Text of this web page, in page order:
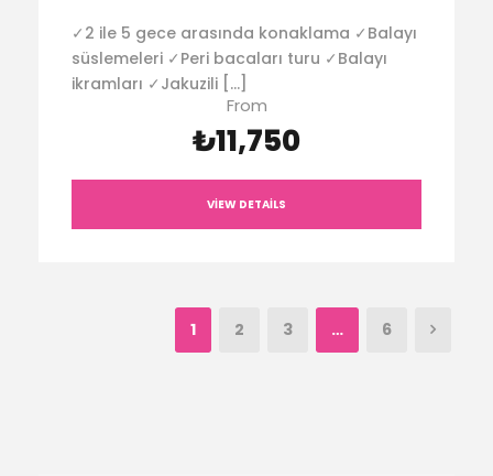
✓2 ile 5 gece arasında konaklama ✓Balayı
süslemeleri ✓Peri bacaları turu ✓Balayı
ikramları ✓Jakuzili […]
From
₺11,750
VIEW DETAILS
1 2 3 … 6